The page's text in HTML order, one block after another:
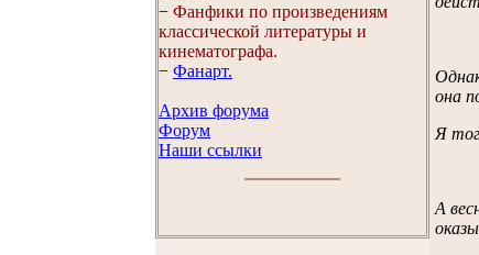
− Фанфики по произведениям
классической литературы и
кинематографа.
− Фанарт.
Архив форума
Форум
Наши ссылки
она
Я
А